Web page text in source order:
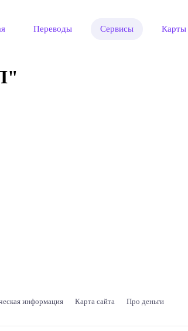
Переводы Сервисы Карты
информация Карта сайта Про деньги